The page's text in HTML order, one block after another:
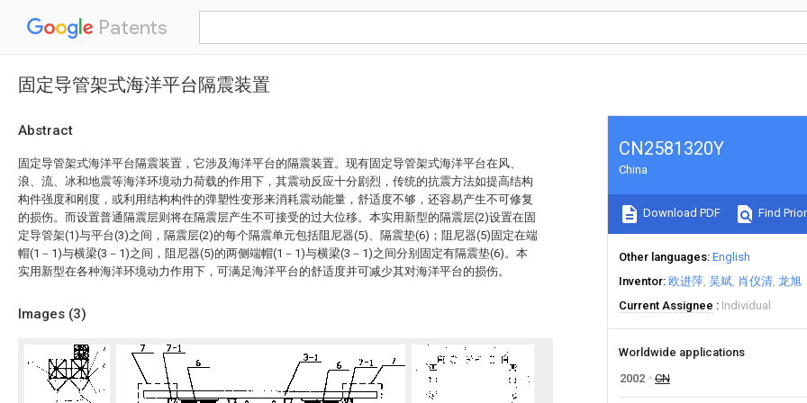
Patents
固定导管架式海洋平台隔震装置
Abstract
固定导管架式海洋平台隔震装置，它涉及海洋平台的隔震装置。现有固定导管架式海洋平台在风、
浪、流、冰和地震等海洋环境动力荷载的作用下，其震动反应十分剧烈，传统的抗震方法如提高结构
构件强度和刚度，或利用结构构件的弹塑性变形来消耗震动能量，舒适度不够，还容易产生不可修复
的损伤。而设置普通隔震层则将在隔震层产生不可接受的过大位移。本实用新型的隔震层(2)设置在固
定导管架(1)与平台(3)之间，隔震层(2)的每个隔震单元包括阻尼器(5)、隔震垫(6)；阻尼器(5)固定在端
帽(1－1)与横梁(3－1)之间，阻尼器(5)的两侧端帽(1－1)与横梁(3－1)之间分别固定有隔震垫(6)。本
实用新型在各种海洋环境动力作用下，可满足海洋平台的舒适度并可减少其对海洋平台的损伤。
Images (3)
CN2581320Y
China
Download PDF Find
Other languages English
Inventor 欧进萍 吴斌 肖仪清 龙旭
Current Assignee
Individual
Worldwide applications
2002
CN